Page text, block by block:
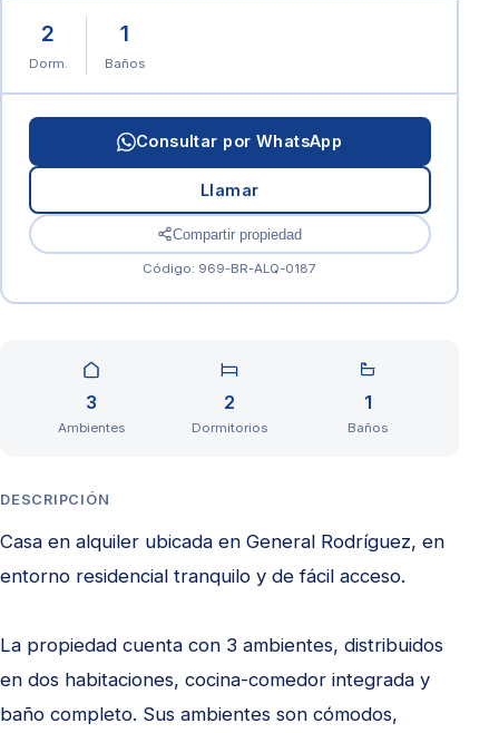
2
Dorm.
1
Baños
Consultar por WhatsApp
Llamar
Compartir propiedad
Código: 969-BR-ALQ-0187
3
Ambientes
2
Dormitorios
1
Baños
DESCRIPCIÓN
Casa en alquiler ubicada en General Rodríguez, en
entorno residencial tranquilo y de fácil acceso.
La propiedad cuenta con 3 ambientes, distribuidos
en dos habitaciones, cocina-comedor integrada y
baño completo. Sus ambientes son cómodos,